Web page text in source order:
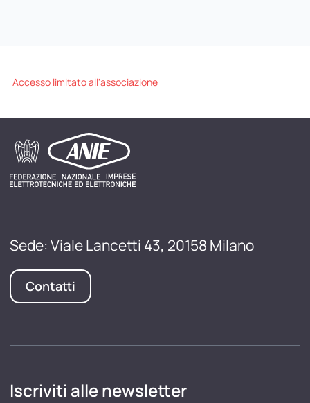
Accesso limitato all'associazione
Sede: Viale Lancetti 43, 20158 Milano
Contatti
Iscriviti alle newsletter